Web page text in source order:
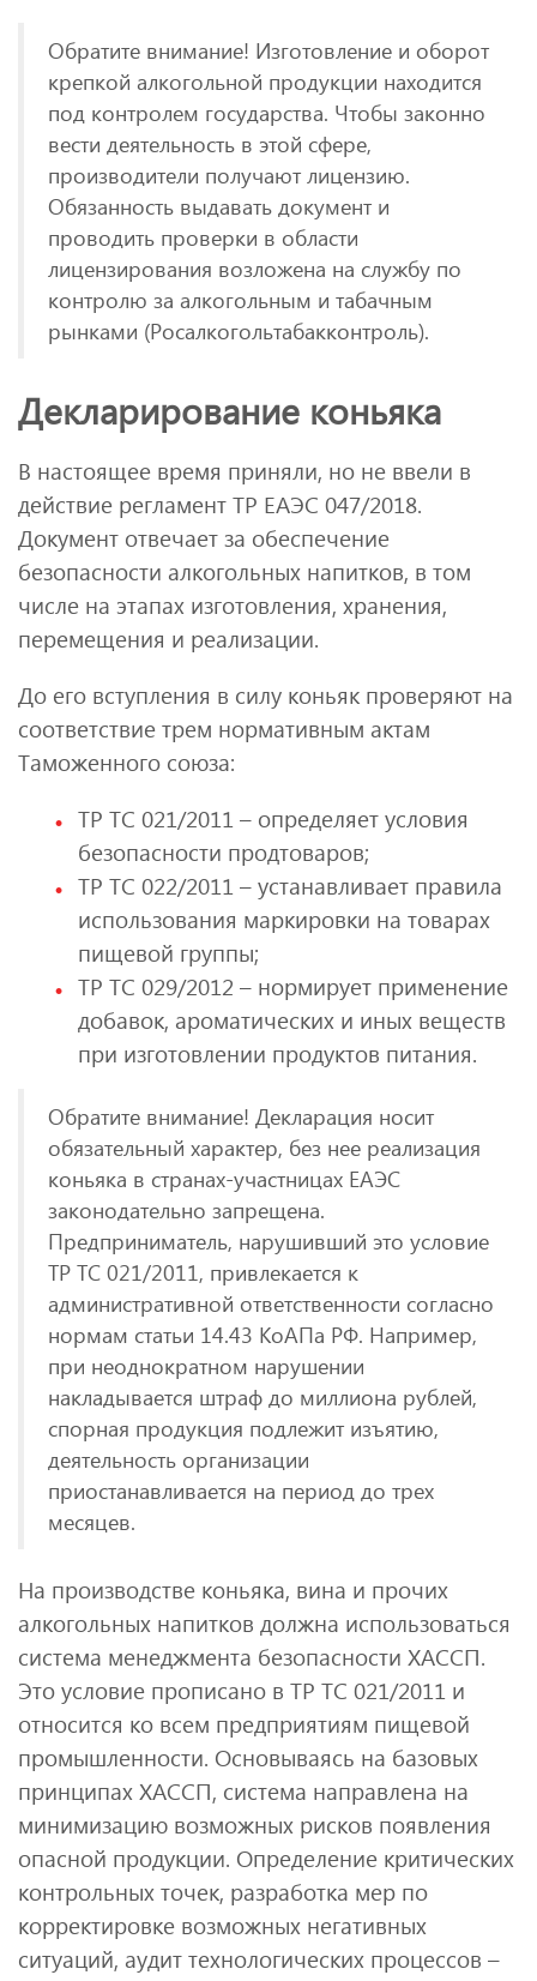
Обратите внимание! Изготовление и оборот
крепкой алкогольной продукции находится
под контролем государства. Чтобы законно
вести деятельность в этой сфере,
производители получают лицензию.
Обязанность выдавать документ и
проводить проверки в области
лицензирования возложена на службу по
контролю за алкогольным и табачным
рынками (Росалкогольтабакконтроль).
Декларирование коньяка
В настоящее время приняли, но не ввели в
действие регламент ТР ЕАЭС 047/2018.
Документ отвечает за обеспечение
безопасности алкогольных напитков, в том
числе на этапах изготовления, хранения,
перемещения и реализации.
До его вступления в силу коньяк проверяют на
соответствие трем нормативным актам
Таможенного союза:
ТР ТС 021/2011 – определяет условия
безопасности продтоваров;
ТР ТС 022/2011 – устанавливает правила
использования маркировки на товарах
пищевой группы;
ТР ТС 029/2012 – нормирует применение
добавок, ароматических и иных веществ
при изготовлении продуктов питания.
Обратите внимание! Декларация носит
обязательный характер, без нее реализация
коньяка в странах-участницах ЕАЭС
законодательно запрещена.
Предприниматель, нарушивший это условие
ТР ТС 021/2011, привлекается к
административной ответственности согласно
нормам статьи 14.43 КоАПа РФ. Например,
при неоднократном нарушении
накладывается штраф до миллиона рублей,
спорная продукция подлежит изъятию,
деятельность организации
приостанавливается на период до трех
месяцев.
На производстве коньяка, вина и прочих
алкогольных напитков должна использоваться
система менеджмента безопасности ХАССП.
Это условие прописано в ТР ТС 021/2011 и
относится ко всем предприятиям пищевой
промышленности. Основываясь на базовых
принципах ХАССП, система направлена на
минимизацию возможных рисков появления
опасной продукции. Определение критических
контрольных точек, разработка мер по
корректировке возможных негативных
ситуаций, аудит технологических процессов –